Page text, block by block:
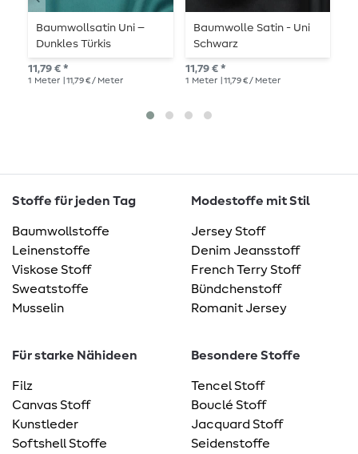
Baumwollsatin Uni –
Dunkles Türkis
11,79 € *
1 Meter | 11,79 € / Meter
Baumwolle Satin - Uni
Schwarz
11,79 € *
1 Meter | 11,79 € / Meter
Stoffe für jeden Tag
Baumwollstoffe
Leinenstoffe
Viskose Stoff
Sweatstoffe
Musselin
Modestoffe mit Stil
Jersey Stoff
Denim Jeansstoff
French Terry Stoff
Bündchenstoff
Romanit Jersey
Für starke Nähideen
Filz
Canvas Stoff
Kunstleder
Softshell Stoffe
Besondere Stoffe
Tencel Stoff
Bouclé Stoff
Jacquard Stoff
Seidenstoffe